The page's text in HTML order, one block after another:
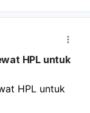
HPL untuk
HPL untuk